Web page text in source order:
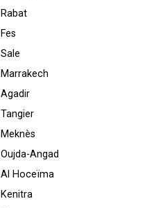
Rabat
Fes
Sale
Marrakech
Agadir
Tangier
Meknès
Oujda-Angad
Al Hoceïma
Kenitra